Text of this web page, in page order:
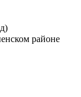
районе